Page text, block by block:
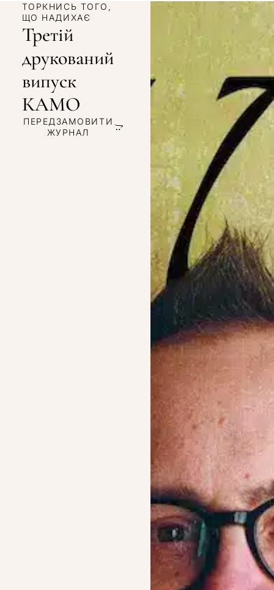
ТОРКНИСЬ ТОГО,
ЩО НАДИХАЄ
Третій
друкований
випуск
КАМО
ПЕРЕДЗАМОВИТИ
ЖУРНАЛ